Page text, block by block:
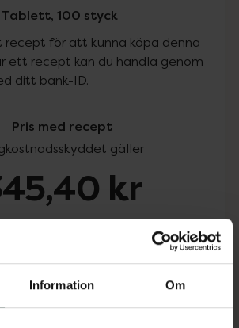
Information Om
100 styck
recept för att kunna köpa denna
ett recept kan du handla genom
ditt bank-ID.
Pris med recept
gäller
kr
I apotek:345,40 kr
via ditt recept